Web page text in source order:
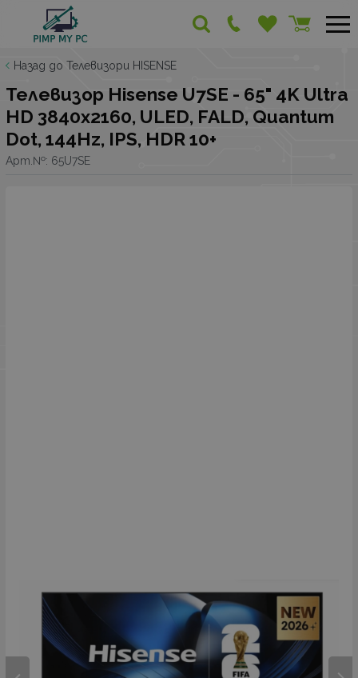
Назад до Телевизори HISENSE
Телевизор Hisense U7SE - 65" 4K Ultra
HD 3840x2160, ULED, FALD, Quantum
Dot, 144Hz, IPS, HDR 10+
Арт.№: 65U7SE